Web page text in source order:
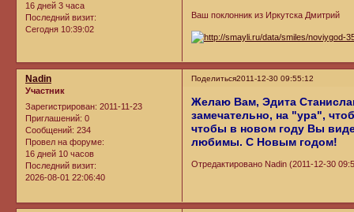
16 дней 3 часа
Последний визит:
Сегодня 10:39:02
Ваш поклонник из Иркутска Дмитрий
Поделиться2011-12-30 09:55:12
Nadin
Участник
Зарегистрирован: 2011-11-23
Приглашений: 0
Сообщений: 234
Провел на форуме:
16 дней 10 часов
Последний визит:
2026-08-01 22:06:40
Желаю Вам, Эдита
замечательно, на "ура",
чтобы в новом году Вы
любимы. С Новым годом!
Отредактировано Nadin (2011-12-30